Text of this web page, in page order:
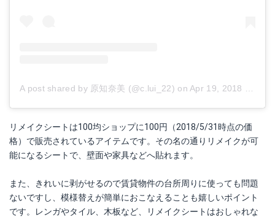
A post shared by 原知奈美 (@c.lui_22) on Apr 19, 2018 at 4:16am PDT
リメイクシートは100均ショップに100円（2018/5/31時点の価
格）で販売されているアイテムです。その名の通りリメイクが可
能になるシートで、壁面や家具などへ貼れます。
また、きれいに剥がせるので賃貸物件の台所周りに使っても問題
ないですし、模様替えが簡単におこなえることも嬉しいポイント
です。レンガやタイル、木板など、リメイクシートはおしゃれな